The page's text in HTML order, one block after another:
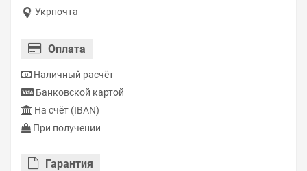
Укрпочта
Оплата
Наличный расчёт
Банковской картой
На счёт (IBAN)
При получении
Гарантия